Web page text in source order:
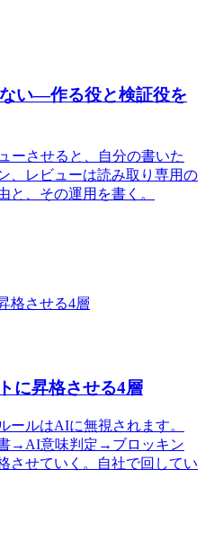
い—作る役と検証役を
ーさせると、自分の書いた
、レビューは読み取り専用の
と、その運用を書く。
格させる4層
に昇格させる4層
ールはAIに無視されます。
→AI意味判定→ブロッキン
させていく。自社で回してい